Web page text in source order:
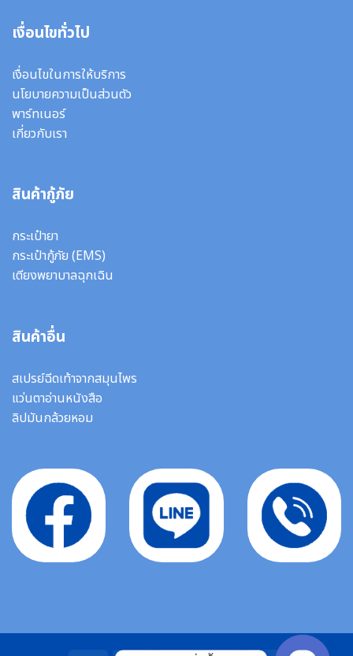
เงื่อนไขทั่วไป
เงื่อนไขในการให้บริการ
นโยบายความเป็นส่วนตัว
พาร์ทเนอร์
เกี่ยวกับเรา
สินค้ากู้ภัย
กระเป๋ายา
กระเป๋ากู้ภัย (EMS)
เตียงพยาบาลฉุกเฉิน
สินค้าอื่น
สเปรย์ฉีดเท้าจากสมุนไพร
แว่นตาอ่านหนังสือ
ลิปมันกล้วยหอม